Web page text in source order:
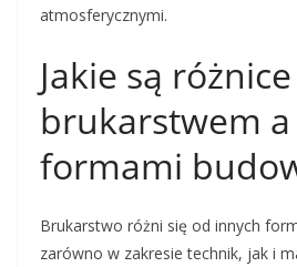
atmosferycznymi.
Jakie są
brukarstwem
formami
Brukarstwo różni się od innych
zarówno w zakresie technik, jak i